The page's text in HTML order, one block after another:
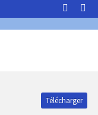
Télécharger